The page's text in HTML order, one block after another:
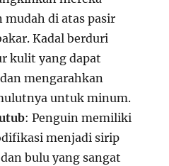
mudah di atas pasir
Kadal berduri
kulit yang dapat
mengarahkan
untuk minum.
: Penguin memiliki
menjadi sirip
bulu yang sangat